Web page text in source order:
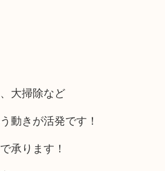
大掃除など
動きが活発です！
承ります！